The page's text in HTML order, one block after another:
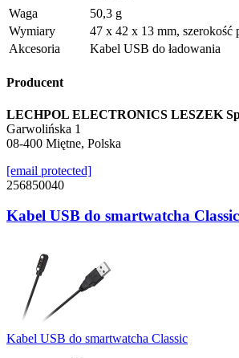
Waga
50,3 g
Wymiary
47 x 42 x 13 mm, szerokość
Akcesoria
Kabel USB do ładowania
Producent
LECHPOL ELECTRONICS LESZEK
Garwolińska 1
08-400 Miętne, Polska
[email protected]
256850040
Kabel USB do smartwatcha Classic
Kabel USB do smartwatcha Classic